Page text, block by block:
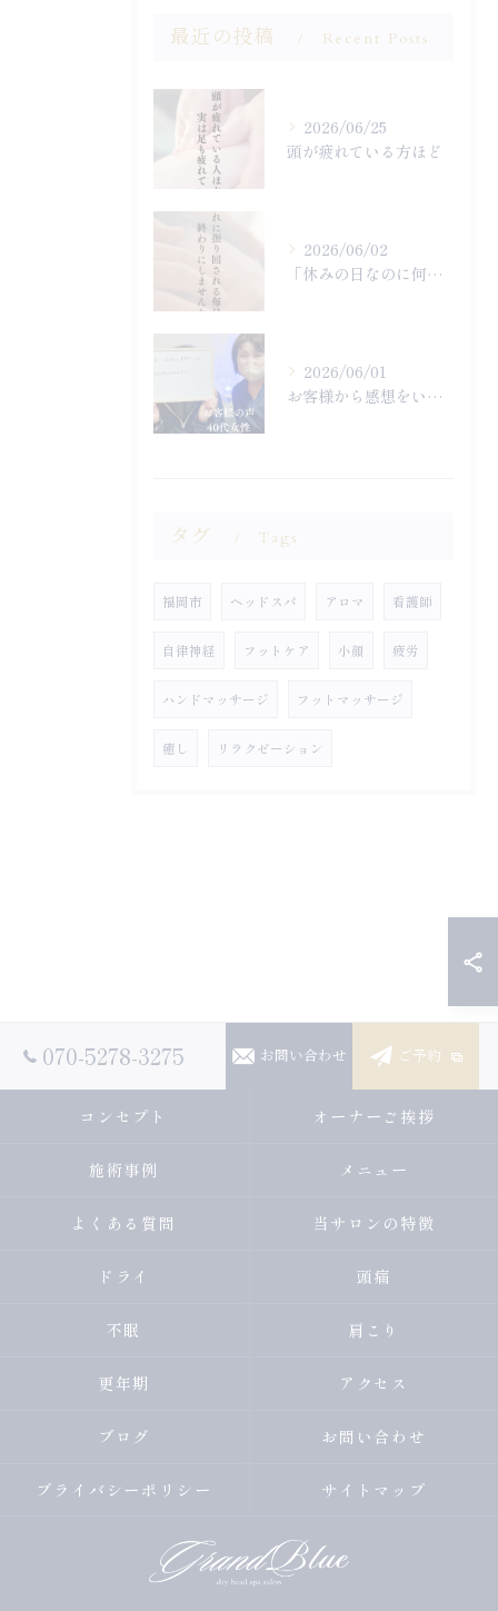
最近の投稿 Recent Posts
2026/06/25
頭が疲れている方ほど
2026/06/02
「休みの日なのに何もやる気になれず終わってしまった…」
2026/06/01
お客様から感想をいただきました
タグ Tags
福岡市 ヘッドスパ アロマ 看護師
自律神経 フットケア 小顔 疲労
ハンドマッサージ フットマッサージ
癒し リラクゼーション
070-5278-3275 お問い合わせ ご予約
コンセプト オーナーご挨拶
施術事例 メニュー
よくある質問 当サロンの特徴
ドライ 頭痛
不眠 肩こり
更年期 アクセス
ブログ お問い合わせ
プライバシーポリシー サイトマップ